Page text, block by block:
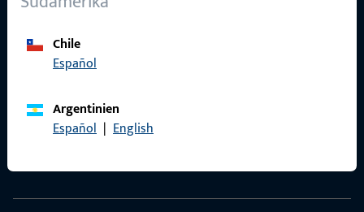
Chile
Español
Argentinien
Español | EnglishDatenschutz